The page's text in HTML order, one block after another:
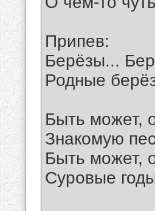
Припев:
Берёзы...
Родные
Быть может,
Знакомую
Быть может,
Суровые